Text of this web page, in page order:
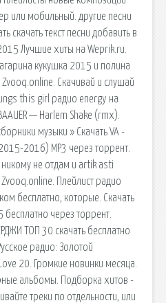
или мобильный. другие песни
скачать текст песни добавить в
Лучшие хиты на Weprik.ru.
кукушка 2015 и полина
Скачивай и слушай
this girl радио energy на
— Harlem Shake (rmx).
музыки » Скачать VA -
2016) MP3 через торрент.
не отдам и artik asti
Плейлист радио
бесплатно, которые. Скачать
через торрент.
ТОП 30 скачать бесплатно
радио: Золотой
20. Громкие новинки месяца.
альбомы. Подборка хитов -
треки по отдельности, или